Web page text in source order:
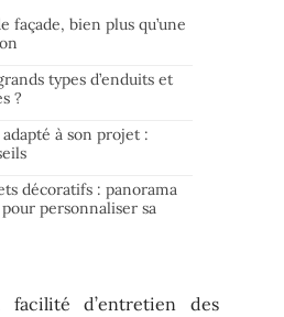
façade, bien plus qu’une
types d’enduits et
?
à son projet :
décoratifs : panorama
personnaliser sa
d’entretien des